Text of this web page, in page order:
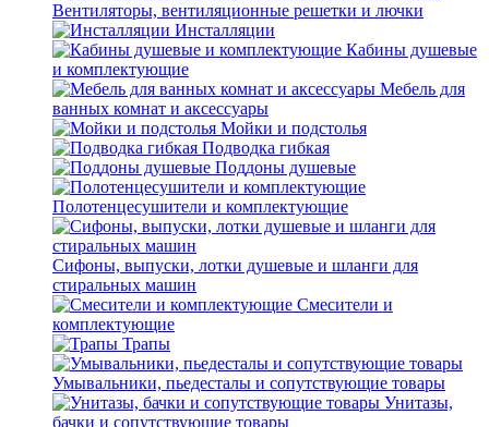
Вентиляторы, вентиляционные решетки и лючки
Инсталляции
Кабины душевые
и комплектующие
Мебель для
ванных комнат и аксессуары
Мойки и подстолья
Подводка гибкая
Поддоны душевые
Полотенцесушители и комплектующие
Сифоны, выпуски, лотки душевые и шланги для
стиральных машин
Смесители и
комплектующие
Трапы
Умывальники, пьедесталы и сопутствующие товары
Унитазы,
бачки и сопутствующие товары